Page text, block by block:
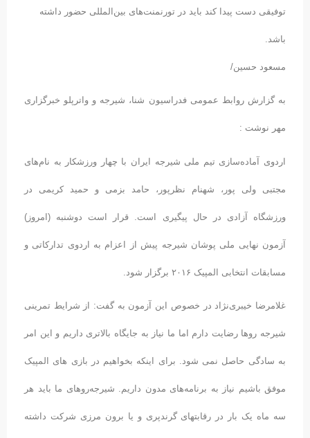
توفیقی دست پیدا کند باید در تورنمنت‌های بین‌المللی حضور داشته
باشد.
مسعود حسین/
به گزارش روابط عمومی فدراسیون شنا، شیرجه و واترپلو خبرگزاری
مهر نوشت :
اردوی آماده‌سازی تیم ملی شیرجه ایران با چهار ورزشکار به نام‌های
مجتبی ولی پور، شهنام نظرپور، حامد بزمی و حمید کریمی در
ورزشگاه آزادی در حال پیگیری است. قرار است دوشنبه (امروز)
آزمون نهایی ملی پوشان شیرجه پیش از اعزام به اردوی تدارکاتی و
مسابقات انتخابی المپیک ۲۰۱۶ برگزار شود.
غلامرضا خیبری‌نژاد در خصوص این آزمون به گفت: از شرایط تمرینی
شیرجه روها رضایت دارم اما ما نیاز به جایگاه بالاتری داریم و این امر
به سادگی حاصل نمی شود. برای اینکه بخواهیم در بازی های المپیک
موفق باشیم نیاز به برنامه‌های مدون داریم. شیرجه‌روهای ما باید هر
سه ماه یک بار در رقابتهای گرندپری و یا برون مرزی شرکت داشته